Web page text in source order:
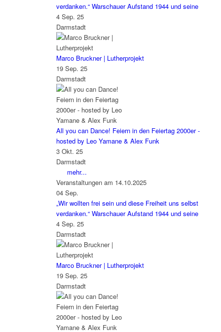
verdanken.“ Warschauer Aufstand 1944 und seine
4 Sep. 25
Darmstadt
Marco Bruckner | Lutherprojekt
19 Sep. 25
Darmstadt
All you can Dance! Feiern in den Feiertag 2000er -
hosted by Leo Yamane & Alex Funk
3 Okt. 25
Darmstadt
mehr...
Veranstaltungen am 14.10.2025
04 Sep.
„Wir wollten frei sein und diese Freiheit uns selbst
verdanken.“ Warschauer Aufstand 1944 und seine
4 Sep. 25
Darmstadt
Marco Bruckner | Lutherprojekt
19 Sep. 25
Darmstadt